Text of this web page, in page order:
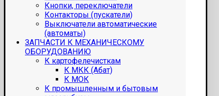
Кнопки, переключатели
Контакторы (пускатели)
Выключатели автоматические
(автоматы)
ЗАПЧАСТИ К МЕХАНИЧЕСКОМУ
ОБОРУДОВАНИЮ
К картофелечисткам
К МКК (Абат)
К МОК
К промышленным и бытовым